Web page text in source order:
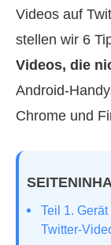
Videos auf
stellen wir 6
Videos, die
Chrome und
Teil 1.
Twitter-